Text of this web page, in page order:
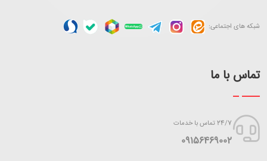
شبکه های اجتماعی:
تماس با ما
24/7 تماس با خدمات
‪09156469002